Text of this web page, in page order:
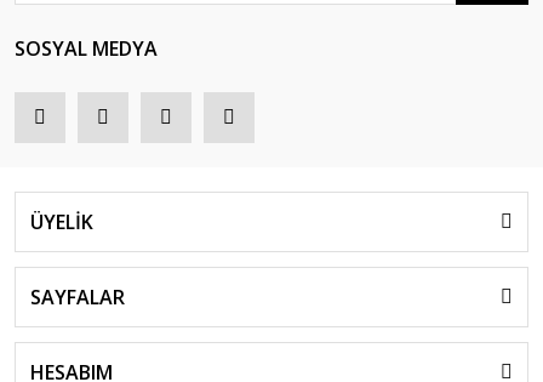
SOSYAL MEDYA
ÜYELİK
SAYFALAR
HESABIM